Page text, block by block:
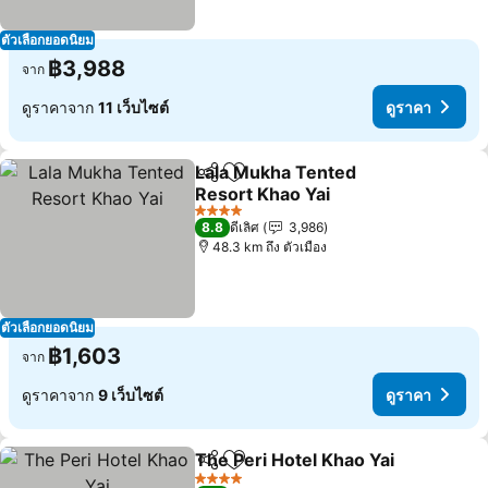
ตัวเลือกยอดนิยม
จาก ฿3,988
ดูราคาจาก 11 เว็บไซต์ ดูราคา
ตัวเลือกยอดนิยม
แชร์ เพิ่มในรายการโปรด
Lala Mukha Tented
Resort Khao Yai
ดูราคา
4 ดาว
8.8 ดีเลิศ
3,986
48.3 km ถึง ตัวเมือง
จาก ฿1,603
ดูราคาจาก 9 เว็บไซต์ ดูราคา
แชร์ เพิ่มในรายการโปรด
The Peri Hotel Khao Yai